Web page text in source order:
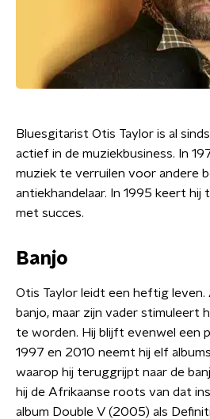
Bluesgitarist Otis Taylor is al
actief in de muziekbusiness. In
muziek te verruilen voor andere
antiekhandelaar. In 1995 keert hij
met succes.
Banjo
Otis Taylor leidt een heftig leven.
banjo, maar zijn vader stimuleert
te worden. Hij blijft evenwel een
1997 en 2010 neemt hij elf
waarop hij teruggrijpt naar de
hij de Afrikaanse roots van dat
album Double V (2005) als